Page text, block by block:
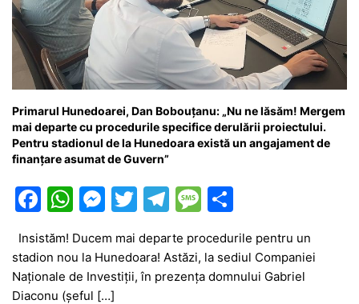
Primarul Hunedoarei, Dan Bobouţanu: „Nu ne lăsăm! Mergem
mai departe cu procedurile specifice derulării proiectului.
Pentru stadionul de la Hunedoara există un angajament de
finanţare asumat de Guvern”
F
c
e
W
at
s
M
s
s
T
itt
er
T
e
gr
M
s
s
ar
ta
je
Insistăm! Ducem mai departe procedurile pentru un
stadion nou la Hunedoara! Astăzi, la sediul Companiei
Naţionale de Investiţii, în prezenţa domnului Gabriel
Diaconu (şeful […]